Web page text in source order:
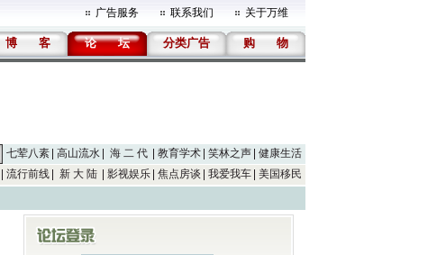
广告服务 联系我们 关于万维
博 客 论 坛 分类广告 购 物
七荤八素 高山流水 海 二 代 教育学术 笑林之声
健康生活
流行前线 新 大 陆 影视娱乐 焦点房谈 我爱我车 美国移民